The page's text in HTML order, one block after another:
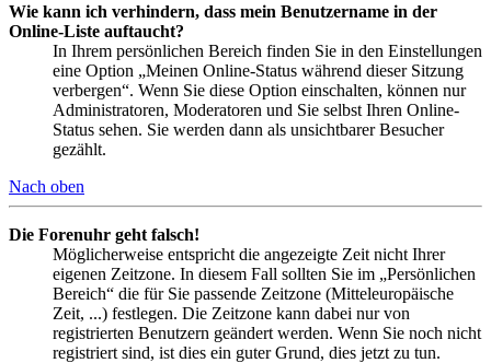
Wie kann ich verhindern, dass mein Benutzername in der
Online-Liste auftaucht?
In Ihrem persönlichen Bereich finden Sie in den Einstellungen
eine Option „Meinen Online-Status während dieser Sitzung
verbergen“. Wenn Sie diese Option einschalten, können nur
Administratoren, Moderatoren und Sie selbst Ihren Online-
Status sehen. Sie werden dann als unsichtbarer Besucher
gezählt.
Nach oben
Die Forenuhr geht falsch!
Möglicherweise entspricht die angezeigte Zeit nicht Ihrer
eigenen Zeitzone. In diesem Fall sollten Sie im „Persönlichen
Bereich“ die für Sie passende Zeitzone (Mitteleuropäische
Zeit, ...) festlegen. Die Zeitzone kann dabei nur von
registrierten Benutzern geändert werden. Wenn Sie noch nicht
registriert sind, ist dies ein guter Grund, dies jetzt zu tun.